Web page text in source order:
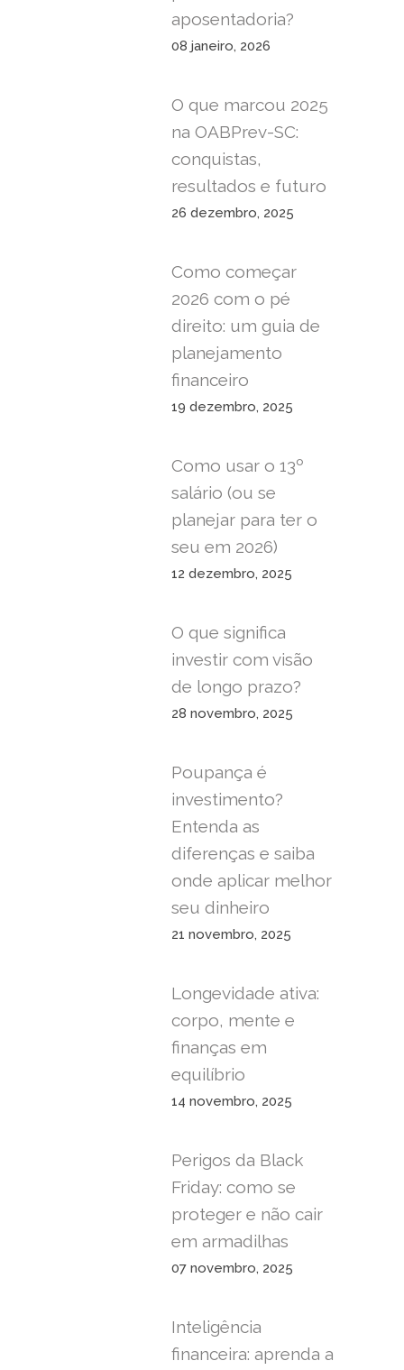
aposentadoria?
08 janeiro, 2026
O que marcou 2025
na OABPrev-SC:
conquistas,
resultados e futuro
26 dezembro, 2025
Como começar
2026 com o pé
direito: um guia de
planejamento
financeiro
19 dezembro, 2025
Como usar o 13º
salário (ou se
planejar para ter o
seu em 2026)
12 dezembro, 2025
O que significa
investir com visão
de longo prazo?
28 novembro, 2025
Poupança é
investimento?
Entenda as
diferenças e saiba
onde aplicar melhor
seu dinheiro
21 novembro, 2025
Longevidade ativa:
corpo, mente e
finanças em
equilíbrio
14 novembro, 2025
Perigos da Black
Friday: como se
proteger e não cair
em armadilhas
07 novembro, 2025
Inteligência
financeira: aprenda a